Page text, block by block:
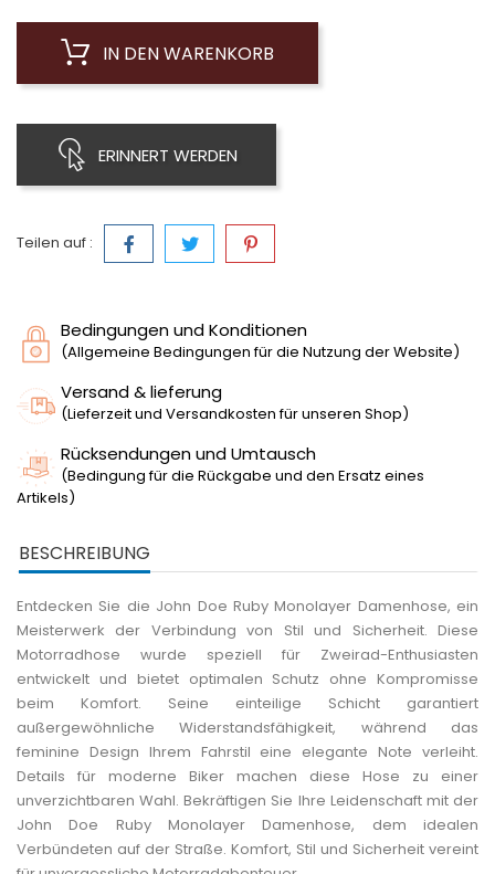
IN DEN WARENKORB
ERINNERT WERDEN
Teilen auf :
Bedingungen und Konditionen
(Allgemeine Bedingungen für die Nutzung der Website)
Versand & lieferung
(Lieferzeit und Versandkosten für unseren Shop)
Rücksendungen und Umtausch
(Bedingung für die Rückgabe und den Ersatz eines
Artikels)
BESCHREIBUNG
Entdecken Sie die John Doe Ruby Monolayer Damenhose, ein
Meisterwerk der Verbindung von Stil und Sicherheit. Diese
Motorradhose wurde speziell für Zweirad-Enthusiasten
entwickelt und bietet optimalen Schutz ohne Kompromisse
beim Komfort. Seine einteilige Schicht garantiert
außergewöhnliche Widerstandsfähigkeit, während das
feminine Design Ihrem Fahrstil eine elegante Note verleiht.
Details für moderne Biker machen diese Hose zu einer
unverzichtbaren Wahl. Bekräftigen Sie Ihre Leidenschaft mit der
John Doe Ruby Monolayer Damenhose, dem idealen
Verbündeten auf der Straße. Komfort, Stil und Sicherheit vereint